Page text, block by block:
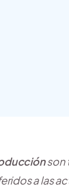
son
a las